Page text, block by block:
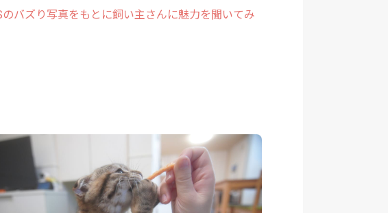
バズり写真をもとに飼い主さんに魅力を聞いてみ